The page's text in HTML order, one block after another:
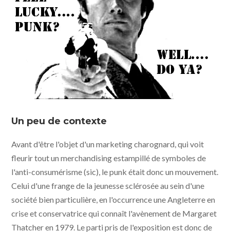
Un peu de contexte
Avant d'être l'objet d'un marketing charognard, qui voit
fleurir tout un merchandising estampillé de symboles de
l'anti-consumérisme (sic), le punk était donc un mouvement.
Celui d'une frange de la jeunesse sclérosée au sein d'une
société bien particulière, en l'occurrence une Angleterre en
crise et conservatrice qui connaît l'avènement de Margaret
Thatcher en 1979. Le parti pris de l'exposition est donc de